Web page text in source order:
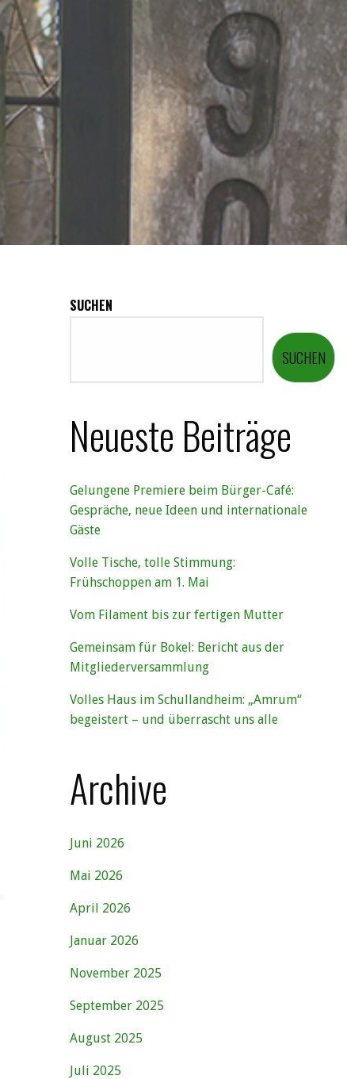
SUCHEN
SUCHEN
Neueste Beiträge
Gelungene Premiere beim Bürger-Café:
Gespräche, neue Ideen und internationale
Gäste
Volle Tische, tolle Stimmung:
Frühschoppen am 1. Mai
Vom Filament bis zur fertigen Mutter
Gemeinsam für Bokel: Bericht aus der
Mitgliederversammlung
Volles Haus im Schullandheim: „Amrum“
begeistert – und überrascht uns alle
Archive
Juni 2026
Mai 2026
April 2026
Januar 2026
November 2025
September 2025
August 2025
Juli 2025